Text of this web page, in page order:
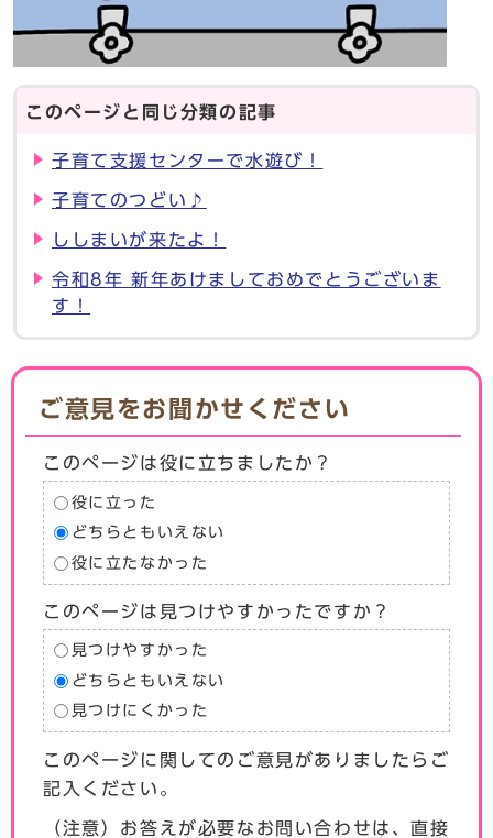
このページと同じ分類の記事
子育て支援センターで水遊び！
子育てのつどい♪
ししまいが来たよ！
令和8年 新年あけましておめでとうございま
す！
ご意見をお聞かせください
このページは役に立ちましたか？
役に立った
どちらともいえない
役に立たなかった
このページは見つけやすかったですか？
見つけやすかった
どちらともいえない
見つけにくかった
このページに関してのご意見がありましたらご
記入ください。
（注意）お答えが必要なお問い合わせは、直接